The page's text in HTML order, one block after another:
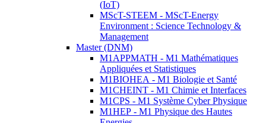
(IoT)
MScT-STEEM - MScT-Energy
Environment : Science Technology &
Management
Master (DNM)
M1APPMATH - M1 Mathématiques
Appliquées et Statistiques
M1BIOHEA - M1 Biologie et Santé
M1CHEINT - M1 Chimie et Interfaces
M1CPS - M1 Système Cyber Physique
M1HEP - M1 Physique des Hautes